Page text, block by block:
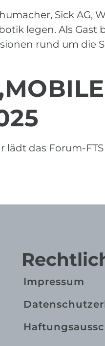
Sick
legen. Als Gast
rund um die
das Forum-
Impressum